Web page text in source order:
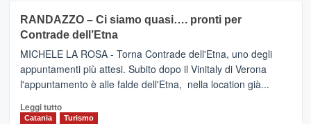
IL
NUOVO
SUMMER
CLUB
VIAGRANDE
(Ct)
–
Benanti
presenta
“Vino
&
Cultura
RANDAZZO – Ci siamo quasi…. pronti per
Contrade dell’Etna
MICHELE LA ROSA - Torna Contrade dell'Etna, uno degli
appuntamenti più attesi. Subito dopo il Vinitaly di Verona
l'appuntamento è alle falde dell'Etna, nella location già...
Leggi tuttoLeggi
di
Catania Turismo